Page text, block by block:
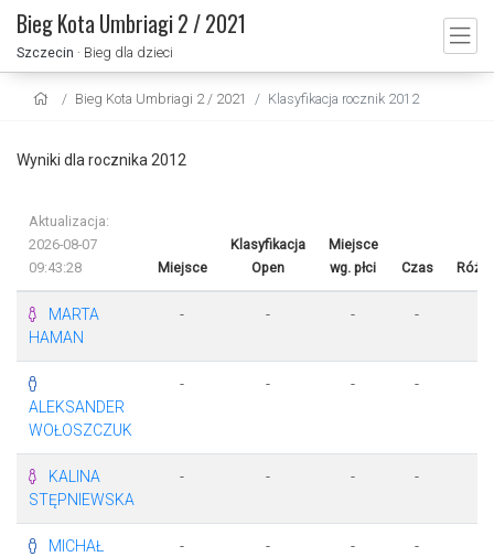
Bieg Kota Umbriagi 2 / 2021
Szczecin · Bieg dla dzieci
Bieg Kota Umbriagi 2 / 2021 Klasyfikacja rocznik 2012
Wyniki dla rocznika 2012
Aktualizacja:
2026-08-07
09:43:28
Miejsce
Klasyfikacja
Open
Miejsce
wg. płci
Czas
MARTA
HAMAN
- - - -
ALEKSANDER
WOŁOSZCZUK
- - - -
KALINA
STĘPNIEWSKA
- - - -
MICHAŁ
- - - -